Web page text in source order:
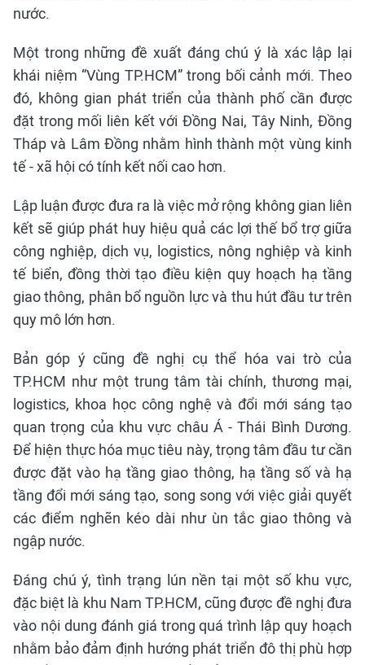
nước.
Một trong những đề xuất đáng chú ý là xác lập lại
khái niệm “Vùng TP.HCM” trong bối cảnh mới. Theo
đó, không gian phát triển của thành phố cần được
đặt trong mối liên kết với Đồng Nai, Tây Ninh, Đồng
Tháp và Lâm Đồng nhằm hình thành một vùng kinh
tế - xã hội có tính kết nối cao hơn.
Lập luận được đưa ra là việc mở rộng không gian liên
kết sẽ giúp phát huy hiệu quả các lợi thế bổ trợ giữa
công nghiệp, dịch vụ, logistics, nông nghiệp và kinh
tế biển, đồng thời tạo điều kiện quy hoạch hạ tầng
giao thông, phân bổ nguồn lực và thu hút đầu tư trên
quy mô lớn hơn.
Bản góp ý cũng đề nghị cụ thể hóa vai trò của
TP.HCM như một trung tâm tài chính, thương mại,
logistics, khoa học công nghệ và đổi mới sáng tạo
quan trọng của khu vực châu Á - Thái Bình Dương.
Để hiện thực hóa mục tiêu này, trọng tâm đầu tư cần
được đặt vào hạ tầng giao thông, hạ tầng số và hạ
tầng đổi mới sáng tạo, song song với việc giải quyết
các điểm nghẽn kéo dài như ùn tắc giao thông và
ngập nước.
Đáng chú ý, tình trạng lún nền tại một số khu vực,
đặc biệt là khu Nam TP.HCM, cũng được đề nghị đưa
vào nội dung đánh giá trong quá trình lập quy hoạch
nhằm bảo đảm định hướng phát triển đô thị phù hợp